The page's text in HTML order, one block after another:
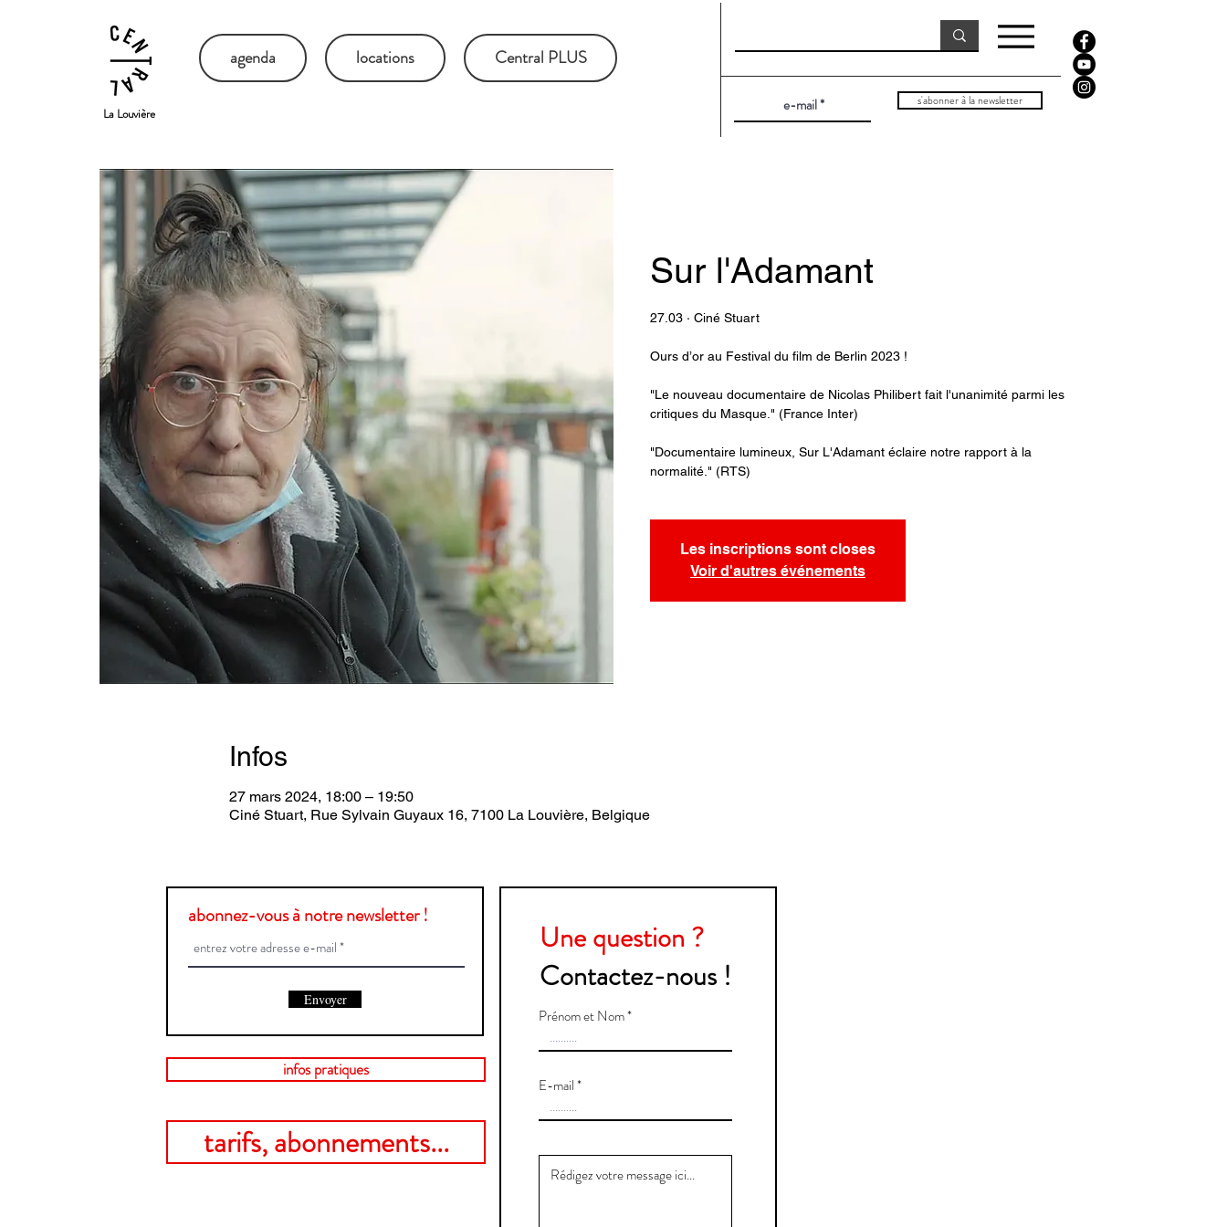
La Louvière
agenda locations Central PLUS
s'abonner à la newsletter
Sur l'Adamant
27.03 · Ciné Stuart
Ours d’or au Festival du film de Berlin 2023 !
"Le nouveau documentaire de Nicolas Philibert fait l'unanimité parmi les
critiques du Masque." (France Inter)
"Documentaire lumineux, Sur L'Adamant éclaire notre rapport à la
normalité." (RTS)
Les inscriptions sont closes
Voir d'autres événements
Infos
27 mars 2024, 18:00 – 19:50
Ciné Stuart, Rue Sylvain Guyaux 16, 7100 La Louvière, Belgique
abonnez-vous à notre newsletter !
Envoyer
infos pratiques
tarifs, abonnements...
Une question ?
Contactez-nous !
Prénom et Nom
E-mail